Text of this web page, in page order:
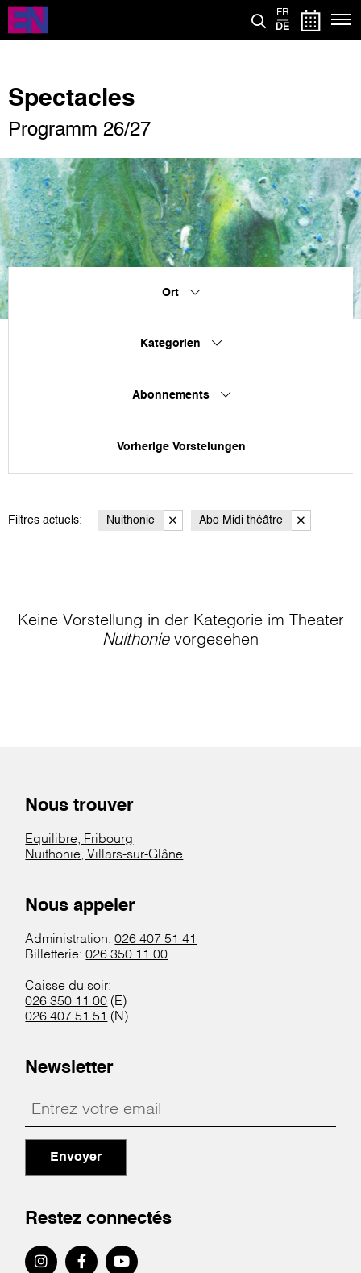
Direkt
zum
Inhalt
FR
DE
Spectacles
Programm 26/27
Ort
Kategorien
Abonnements
Vorherige Vorstelungen
Filtres actuels: Nuithonie Abo Midi théâtre
Keine Vorstellung in der Kategorie im Theater
Nuithonievorgesehen
Nous trouver
Equilibre, Fribourg
Nuithonie, Villars-sur-Glâne
Nous appeler
Administration:026 407 51 41
Billetterie:026 350 11 00
Caisse du soir:
026 350 11 00 (E)
026 407 51 51 (N)
Newsletter
Envoyer
Restez connectés